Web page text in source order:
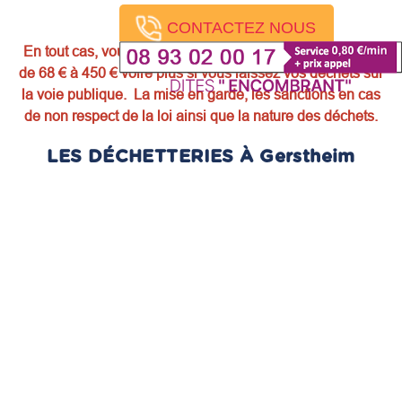
CONTACTEZ NOUS
En tout cas, vous encourez une amende forfaitaire allant
de 68 € à 450 € voire plus si vous laissez vos déchets sur
la voie publique. La mise en garde, les sanctions en cas
de non respect de la loi ainsi que la nature des déchets.
LES DÉCHETTERIES À Gerstheim